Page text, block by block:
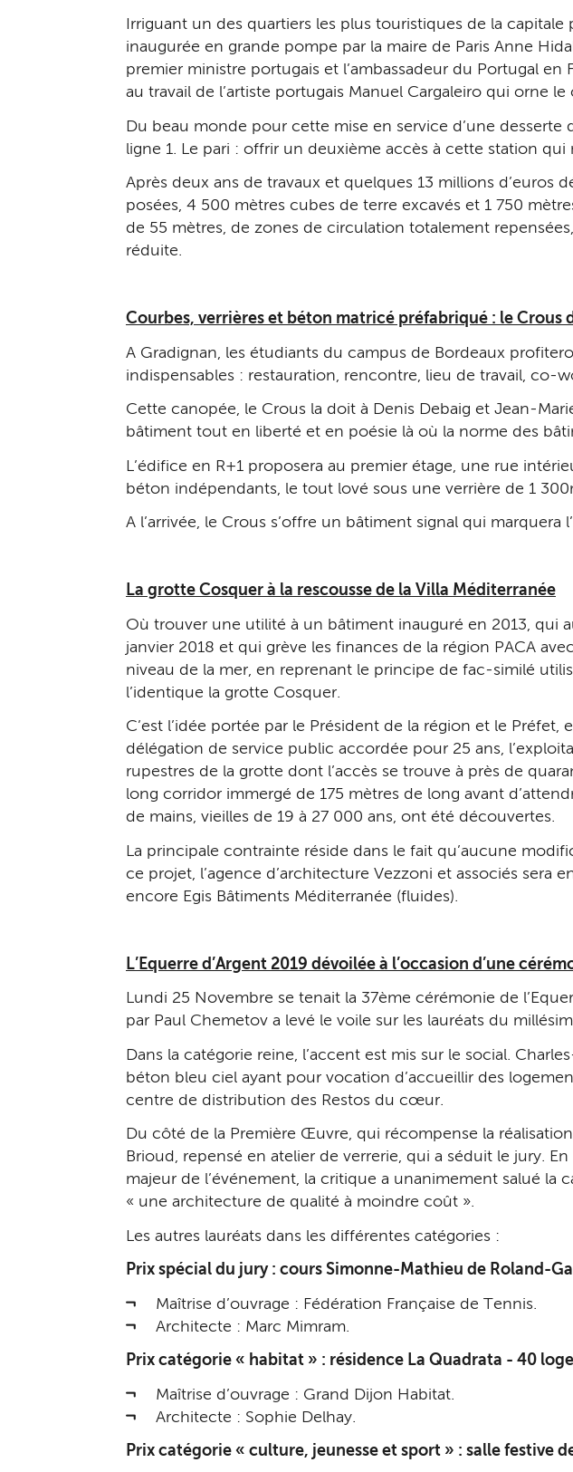
Irriguant un des quartiers les plus touristiques de la
inaugurée en grande pompe par la maire de Paris Anne
premier ministre portugais et l’ambassadeur du Portugal
au travail de l’artiste portugais Manuel Cargaleiro qui orne
Du beau monde pour cette mise en service d’une
ligne 1. Le pari : offrir un deuxième accès à cette station
Après deux ans de travaux et quelques 13 millions d’euros
posées, 4 500 mètres cubes de terre excavés et 1 750
de 55 mètres, de zones de circulation totalement
réduite.
Courbes, verrières et béton matricé préfabriqué : le
A Gradignan, les étudiants du campus de Bordeaux
indispensables : restauration, rencontre, lieu de travail, co-
Cette canopée, le Crous la doit à Denis Debaig et Jean-
bâtiment tout en liberté et en poésie là où la norme des
L’édifice en R+1 proposera au premier étage, une rue
béton indépendants, le tout lové sous une verrière de 1
A l’arrivée, le Crous s’offre un bâtiment signal qui
La grotte Cosquer à la rescousse de la Villa Méditerranée
Où trouver une utilité à un bâtiment inauguré en 2013, qui
janvier 2018 et qui grève les finances de la région PACA
niveau de la mer, en reprenant le principe de fac-similé
l’identique la grotte Cosquer.
C’est l’idée portée par le Président de la région et le Préfet,
délégation de service public accordée pour 25 ans,
rupestres de la grotte dont l’accès se trouve à près de
long corridor immergé de 175 mètres de long avant
de mains, vieilles de 19 à 27 000 ans, ont été découvertes.
La principale contrainte réside dans le fait qu’aucune
ce projet, l’agence d’architecture Vezzoni et associés sera
encore Egis Bâtiments Méditerranée (fluides).
L’Equerre d’Argent 2019 dévoilée à l’occasion d’une
Lundi 25 Novembre se tenait la 37ème cérémonie de
par Paul Chemetov a levé le voile sur les lauréats du
Dans la catégorie reine, l’accent est mis sur le social.
béton bleu ciel ayant pour vocation d’accueillir des
centre de distribution des Restos du cœur.
Du côté de la Première Œuvre, qui récompense la
Brioud, repensé en atelier de verrerie, qui a séduit le jury.
majeur de l’événement, la critique a unanimement salué la
« une architecture de qualité à moindre coût ».
Les autres lauréats dans les différentes catégories :
Prix spécial du jury : cours Simonne-Mathieu de Roland-
Maîtrise d’ouvrage : Fédération Française de Tennis.
Architecte : Marc Mimram.
Prix catégorie « habitat » : résidence La Quadrata - 40
Maîtrise d’ouvrage : Grand Dijon Habitat.
Architecte : Sophie Delhay.
Prix catégorie « culture, jeunesse et sport » : salle festive